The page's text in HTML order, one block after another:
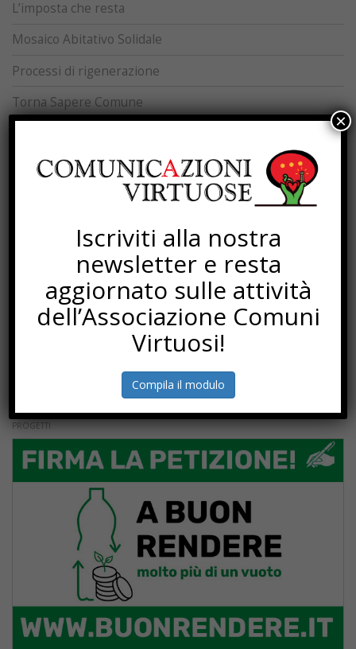
L’imposta che resta
Mosaico Abitativo Solidale
Processi di rigenerazione
Torna Sapere Comune
PROGETTI
Iscriviti alla nostra
newsletter e resta
aggiornato sulle attività
dell’Associazione Comuni
Virtuosi!
Compila il modulo
×